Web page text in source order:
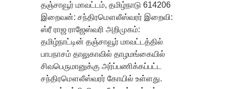
தஞ்சாவூர் மாவட்டம், தமிழ்நாடு 614206
இறைவன்: சந்திரமௌலீஸ்வரர் இறைவி:
ஸ்ரீ ராஜ ராஜேஸ்வரி அறிமுகம்:
தமிழ்நாட்டின் தஞ்சாவூர் மாவட்டத்தில்
பாபநாசம் தாலுகாவில் தாழமங்கையில்
சிவபெருமானுக்கு அர்ப்பணிக்கப்பட்ட
சந்திரமௌலீஸ்வரர் கோயில் உள்ளது.